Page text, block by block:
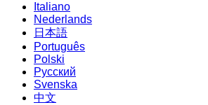
Italiano
Nederlands
日本語
Português
Polski
Русский
Svenska
中文